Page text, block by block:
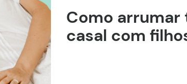
Como
casal com